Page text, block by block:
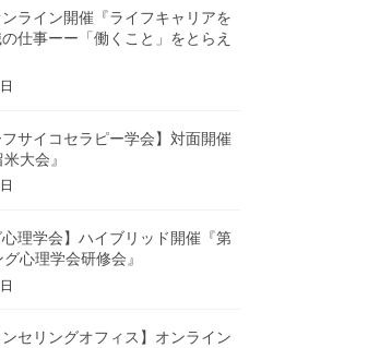
ンライン開催『ライフキャリアを
仕事ーー「働くこと」をとらえ
フサイコセラピー学会】対面開催
大会』
心理学会】ハイブリッド開催『第
心理学会研修会』
ンセリングオフィス】オンライン